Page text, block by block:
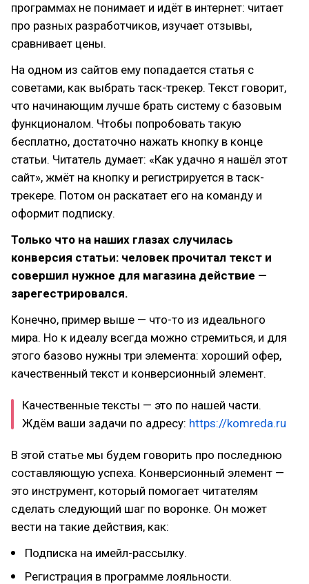
программах не понимает и идёт в интернет: читает
про разных разработчиков, изучает отзывы,
сравнивает цены.
На одном из сайтов ему попадается статья с
советами, как выбрать таск-трекер. Текст говорит,
что начинающим лучше брать систему с базовым
функционалом. Чтобы попробовать такую
бесплатно, достаточно нажать кнопку в конце
статьи. Читатель думает: «Как удачно я нашёл этот
сайт», жмёт на кнопку и регистрируется в таск-
трекере. Потом он раскатает его на команду и
оформит подписку.
Только что на наших глазах случилась
конверсия статьи: человек прочитал текст и
совершил нужное для магазина действие —
зарегестрировался.
Конечно, пример выше — что-то из идеального
мира. Но к идеалу всегда можно стремиться, и для
этого базово нужны три элемента: хороший офер,
качественный текст и конверсионный элемент.
Качественные тексты — это по нашей части.
Ждём ваши задачи по адресу: https://komreda.ru
В этой статье мы будем говорить про последнюю
составляющую успеха. Конверсионный элемент —
это инструмент, который помогает читателям
сделать следующий шаг по воронке. Он может
вести на такие действия, как:
Подписка на имейл-рассылку.
Регистрация в программе лояльности.